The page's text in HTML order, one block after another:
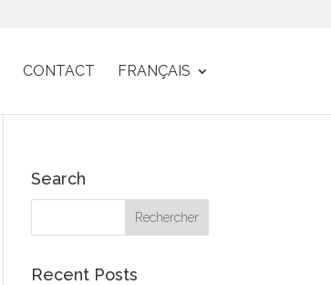
CONTACT FRANÇAIS
Search
Recent Posts